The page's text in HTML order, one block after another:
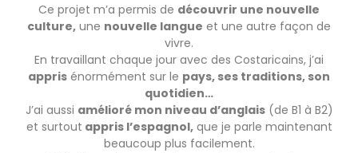
Ce projet m’a permis de découvrir une nouvelle
culture, une nouvelle langue et une autre façon de
vivre.
En travaillant chaque jour avec des Costaricains, j’ai
appris énormément sur le pays, ses traditions, son
quotidien…
J’ai aussi amélioré mon niveau d’anglais(de B1 à B2)
et surtout appris l’espagnol,que je parle maintenant
beaucoup plus facilement.